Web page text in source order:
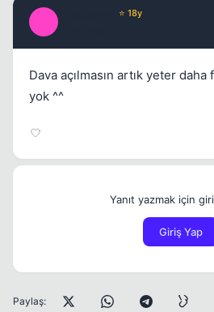
⭐ 18y
Dava açılmasın artık yeter
yok ^^
Yanıt yazmak için
Giriş Yap
Paylaş: